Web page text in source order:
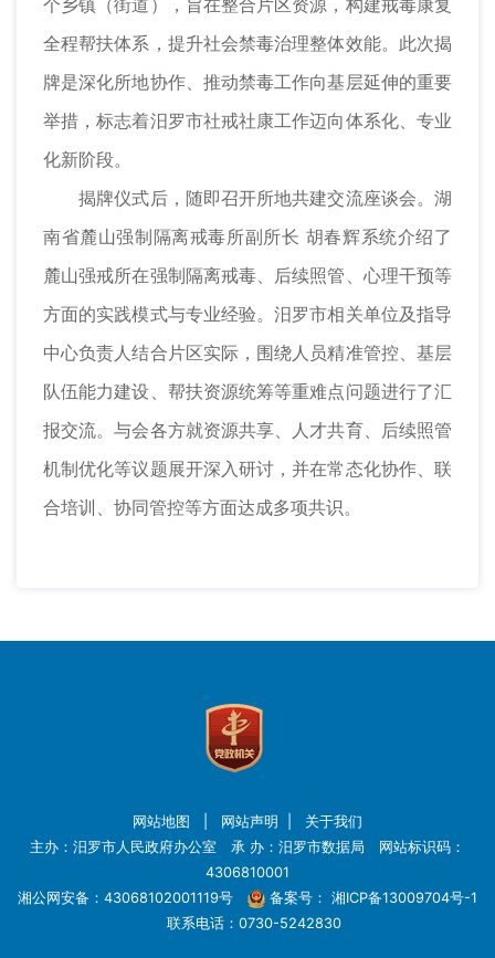
个乡镇（街道），旨在整合片区资源，构建戒毒康复
全程帮扶体系，提升社会禁毒治理整体效能。此次揭
牌是深化所地协作、推动禁毒工作向基层延伸的重要
举措，标志着汨罗市社戒社康工作迈向体系化、专业
化新阶段。
揭牌仪式后，随即召开所地共建交流座谈会。湖
南省麓山强制隔离戒毒所副所长 胡春辉系统介绍了
麓山强戒所在强制隔离戒毒、后续照管、心理干预等
方面的实践模式与专业经验。汨罗市相关单位及指导
中心负责人结合片区实际，围绕人员精准管控、基层
队伍能力建设、帮扶资源统筹等重难点问题进行了汇
报交流。与会各方就资源共享、人才共育、后续照管
机制优化等议题展开深入研讨，并在常态化协作、联
合培训、协同管控等方面达成多项共识。
网站地图 网站声明
关于我们
主办：汨罗市人民政府办公室 承 办：汨罗市数据局 网站标识码：
4306810001
湘公网安备：43068102001119号
备案号： 湘ICP备13009704号-1
联系电话：0730-5242830